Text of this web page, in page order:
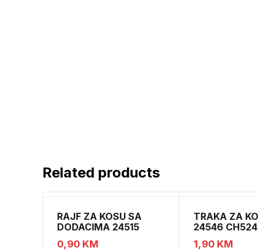
Related products
RAJF ZA KOSU SA
DODACIMA 24515
CH52451
0,90 KM
TRAKA ZA
24546
1,90 KM